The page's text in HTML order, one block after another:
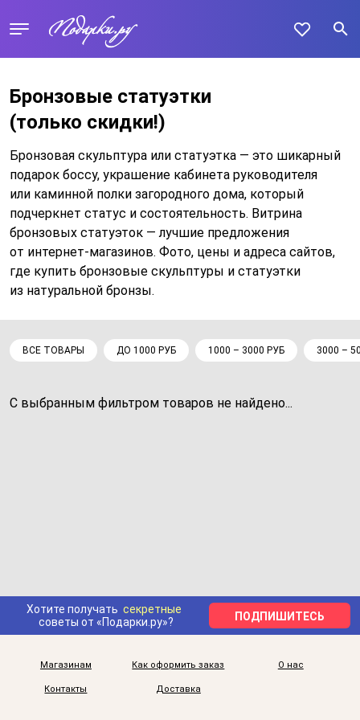
Бронзовые статуэтки
(только скидки!)
Бронзовая скульптура или статуэтка — это шикарный
подарок боссу, украшение кабинета руководителя
или каминной полки загородного дома, который
подчеркнет статус и состоятельность. Витрина
бронзовых статуэток — лучшие предложения
от интернет-магазинов. Фото, цены и адреса сайтов,
где купить бронзовые скульптуры и статуэтки
из натуральной бронзы.
ВСЕ ТОВАРЫ ДО 1000 РУБ 1000 – 3000 РУБ 3000 –
С выбранным фильтром товаров не найдено...
Хотите получать секретные
советы от «Подарки.ру»?
ПОДПИШИТЕСЬ
Магазинам Как оформить заказ О нас
Контакты Доставка